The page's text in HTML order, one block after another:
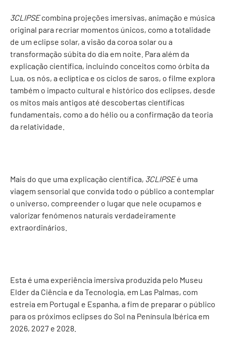
3CLIPSEcombina projeções imersivas, animação e música
original para recriar momentos únicos, como a totalidade
de um eclipse solar, a visão da coroa solar ou a
transformação súbita do dia em noite. Para além da
explicação científica, incluindo conceitos como órbita da
Lua, os nós, a eclíptica e os ciclos de saros, o filme explora
também o impacto cultural e histórico dos eclipses, desde
os mitos mais antigos até descobertas científicas
fundamentais, como a do hélio ou a confirmação da teoria
da relatividade.
Mais do que uma explicação científica, 3CLIPSEé uma
viagem sensorial que convida todo o público a contemplar
o universo, compreender o lugar que nele ocupamos e
valorizar fenómenos naturais verdadeiramente
extraordinários.
Esta é uma experiência imersiva produzida pelo Museu
Elder da Ciência e da Tecnologia, em Las Palmas, com
estreia em Portugal e Espanha, a fim de preparar o público
para os próximos eclipses do Sol na Península Ibérica em
2026, 2027 e 2028.